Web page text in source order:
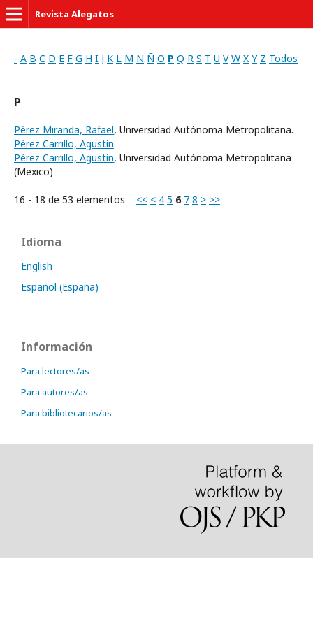
Revista Alegatos
- A B C D E F G H I J K L M N Ñ O P Q R S T U V W X Y Z Todos
P
Pèrez Miranda, Rafael, Universidad Autónoma Metropolitana.
Pérez Carrillo, Agustín
Pérez Carrillo, Agustín, Universidad Autónoma Metropolitana
(Mexico)
16 - 18 de 53 elementos << < 4 5 6 7 8 > >>
Idioma
English
Español (España)
Información
Para lectores/as
Para autores/as
Para bibliotecarios/as